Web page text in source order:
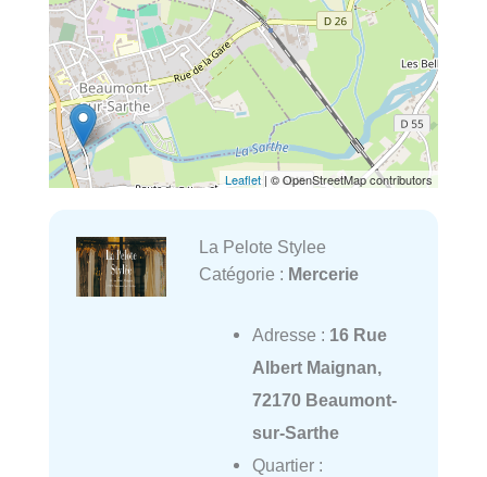
Leaflet | © OpenStreetMap contributors
La Pelote Stylee
Catégorie : Mercerie
Adresse : 16 Rue
Albert Maignan,
72170 Beaumont-
sur-Sarthe
Quartier :